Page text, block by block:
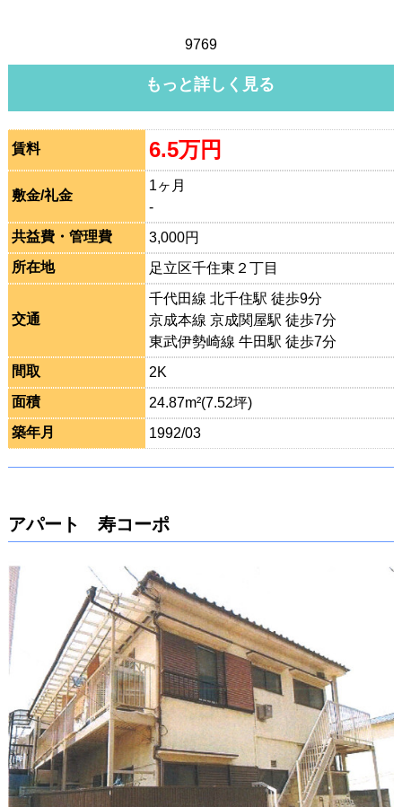
9769
もっと詳しく見る
賃料 6.5万円
敷金/礼金
1ヶ月
-
共益費・管理費
3,000円
所在地
足立区千住東２丁目
交通
千代田線 北千住駅 徒歩9分
京成本線 京成関屋駅 徒歩7分
東武伊勢崎線 牛田駅 徒歩7分
間取
2K
面積
24.87m²(7.52坪)
築年月
1992/03
アパート 寿コーポ